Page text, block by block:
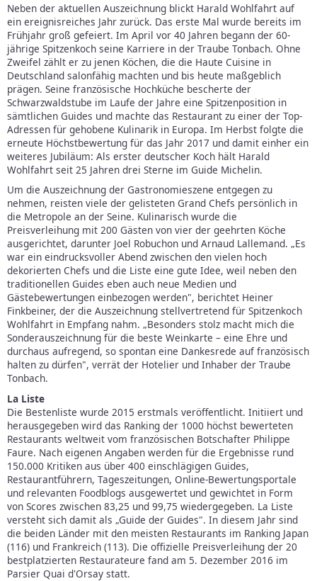
Neben der aktuellen Auszeichnung blickt Harald Wohlfahrt auf
ein ereignisreiches Jahr zurück. Das erste Mal wurde bereits im
Frühjahr groß gefeiert. Im April vor 40 Jahren begann der 60-
jährige Spitzenkoch seine Karriere in der Traube Tonbach. Ohne
Zweifel zählt er zu jenen Köchen, die die Haute Cuisine in
Deutschland salonfähig machten und bis heute maßgeblich
prägen. Seine französische Hochküche bescherte der
Schwarzwaldstube im Laufe der Jahre eine Spitzenposition in
sämtlichen Guides und machte das Restaurant zu einer der Top-
Adressen für gehobene Kulinarik in Europa. Im Herbst folgte die
erneute Höchstbewertung für das Jahr 2017 und damit einher ein
weiteres Jubiläum: Als erster deutscher Koch hält Harald
Wohlfahrt seit 25 Jahren drei Sterne im Guide Michelin.
Um die Auszeichnung der Gastronomieszene entgegen zu
nehmen, reisten viele der gelisteten Grand Chefs persönlich in
die Metropole an der Seine. Kulinarisch wurde die
Preisverleihung mit 200 Gästen von vier der geehrten Köche
ausgerichtet, darunter Joel Robuchon und Arnaud Lallemand. „Es
war ein eindrucksvoller Abend zwischen den vielen hoch
dekorierten Chefs und die Liste eine gute Idee, weil neben den
traditionellen Guides eben auch neue Medien und
Gästebewertungen einbezogen werden", berichtet Heiner
Finkbeiner, der die Auszeichnung stellvertretend für Spitzenkoch
Wohlfahrt in Empfang nahm. „Besonders stolz macht mich die
Sonderauszeichnung für die beste Weinkarte – eine Ehre und
durchaus aufregend, so spontan eine Dankesrede auf französisch
halten zu dürfen", verrät der Hotelier und Inhaber der Traube
Tonbach.
La Liste
Die Bestenliste wurde 2015 erstmals veröffentlicht. Initiiert und
herausgegeben wird das Ranking der 1000 höchst bewerteten
Restaurants weltweit vom französischen Botschafter Philippe
Faure. Nach eigenen Angaben werden für die Ergebnisse rund
150.000 Kritiken aus über 400 einschlägigen Guides,
Restaurantführern, Tageszeitungen, Online-Bewertungsportale
und relevanten Foodblogs ausgewertet und gewichtet in Form
von Scores zwischen 83,25 und 99,75 wiedergegeben. La Liste
versteht sich damit als „Guide der Guides". In diesem Jahr sind
die beiden Länder mit den meisten Restaurants im Ranking Japan
(116) und Frankreich (113). Die offizielle Preisverleihung der 20
bestplatzierten Restaurateure fand am 5. Dezember 2016 im
Parsier Quai d'Orsay statt.